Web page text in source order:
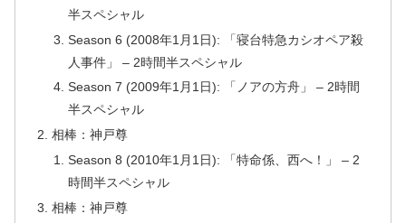
半スペシャル
Season 6 (2008年1月1日): 「寝台特急カシオペア殺
人事件」 – 2時間半スペシャル
Season 7 (2009年1月1日): 「ノアの方舟」 – 2時間
半スペシャル
相棒：神戸尊
Season 8 (2010年1月1日): 「特命係、西へ！」 – 2
時間半スペシャル
相棒：神戸尊